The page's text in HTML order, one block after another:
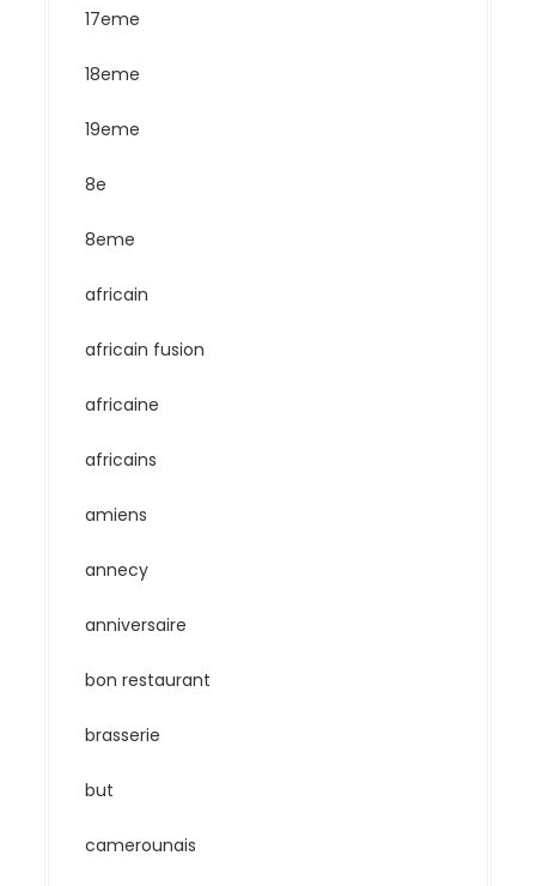
17eme
18eme
19eme
8e
8eme
africain
africain fusion
africaine
africains
amiens
annecy
anniversaire
bon restaurant
brasserie
but
camerounais